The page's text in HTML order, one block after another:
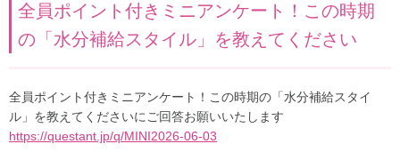
全員ポイント付きミニアンケート！この時期
の「水分補給スタイル」を教えてください
全員ポイント付きミニアンケート！この時期の「水分補給スタイ
ル」を教えてくださいにご回答お願いいたします
https://questant.jp/q/MINI2026-06-03